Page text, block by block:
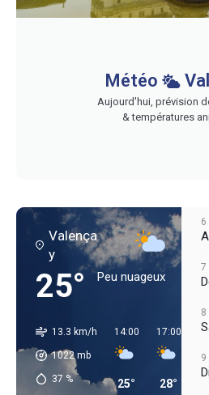
Météo
Aujourd'hui, prévision
& températures
Valença
y
25° Peu nuageux
13.3 km/h
1022mb
37 %
14:00
25°
17:00
28°
6
7
8
9